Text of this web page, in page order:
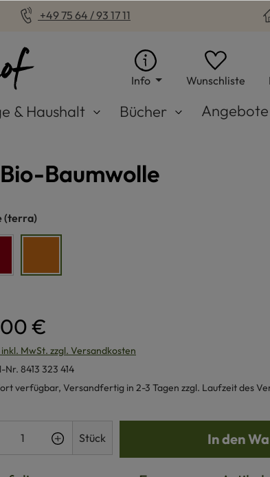
+49 75 64 / 93 17 11
Info Wunschliste Du
& Haushalt Bücher Angebote
Baumwolle
auswählen
(terra)
€
MwSt. zzgl. Versandkosten
Nr. 8413 323 414
verfügbar, Versandfertig in 2-3 Tagen zzgl. Laufzeit des
Anzahl: Gib den gewünschten
Stück In den